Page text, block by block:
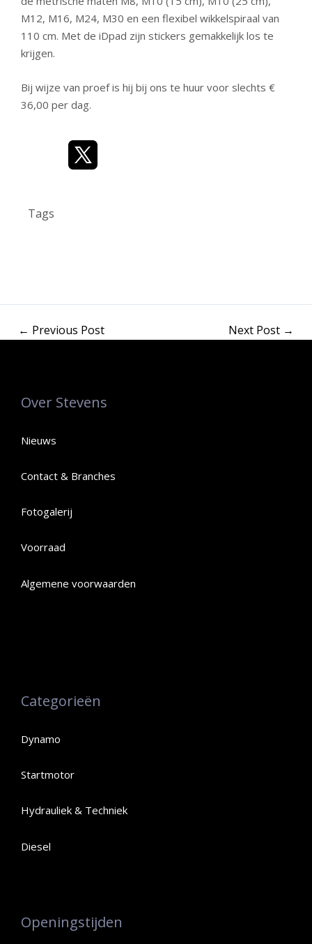
M12, M16, M24, M30 en een flexibel wikkelspiraal van
110 cm. Met de iDpad zijn stickers gemakkelijk los te
krijgen.
Bij wijze van proef is hij bij ons te huur voor slechts €
36,00 per dag.
Tags
← Previous Post Next Post →
Over Stevens
Nieuws
Contact & Branches
Fotogalerij
Voorraad
Algemene voorwaarden
Categorieën
Dynamo
Startmotor
Hydrauliek & Techniek
Diesel
Openingstijden